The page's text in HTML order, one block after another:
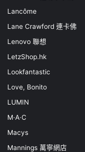
Lancôme
Lane Crawford 連卡佛
Lenovo 聯想
LetzShop.hk
Lookfantastic
Love, Bonito
LUMIN
M·A·C
Macys
Mannings 萬寧網店